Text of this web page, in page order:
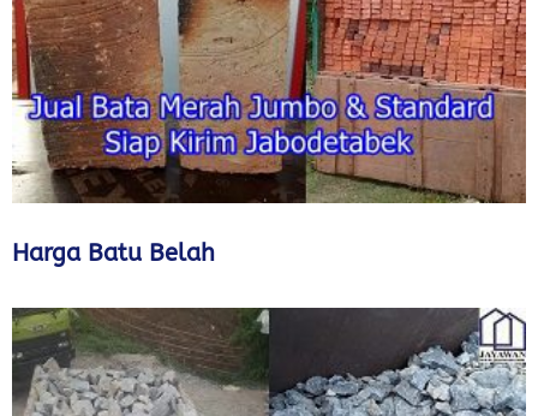
Harga Batu Belah